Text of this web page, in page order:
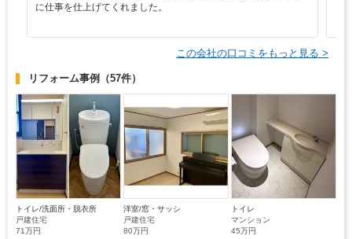
に仕事を仕上げてくれました。
この会社の口コミをもっと見る >
リフォーム事例 （57件）
トイレ/洗面所・脱衣所
戸建住宅
71万円
洋室/窓・サッシ
戸建住宅
80万円
トイレ
マンション
45万円